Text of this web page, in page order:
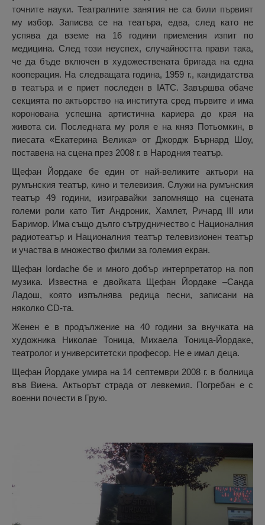
точните науки. Театралните занятия не са били първият
му избор. Записва се на театъра, едва, след като не
успява да вземе на 16 години приемения изпит по
медицина. След този неуспех, случайността прави така,
че да бъде включен в художествената бригада на една
кооперация. На следващата година, 1959 г., кандидатства
в театъра и е приет последен в IATC. Завършва обаче
секцията по актьорство на института сред първите и има
коронована успешна артистична кариера до края на
живота си. Последната му роля е на княз Потьомкин, в
пиесата «Екатерина Велика» от Джордж Бърнард Шоу,
поставена на сцена през 2008 г. в Народния театър.
Щефан Йордаке бе един от най-великите актьори на
румънския театър, кино и телевизия. Служи на румънския
театър 49 години, изигравайки запомнящо на сцената
големи роли като Тит Андроник, Хамлет, Ричард III или
Баримор. Има също дълго сътрудничество с Националния
радиотеатър и Националния театър телевизионен театър
и участва в множество филми за големия екран.
Щефан Iordache бе и много добър интерпретатор на поп
музика. Известна е двойката Щефан Йордаке –Санда
Ладош, която изпълнява редица песни, записани на
няколко CD-та.
Женен е в продължение на 40 години за внучката на
художника Николае Тоница, Михаела Тоница-Йордаке,
театролог и университетски професор. Не е имал деца.
Щефан Йордаке умира на 14 септември 2008 г. в болница
във Виена. Актьорът страда от левкемия. Погребан е с
военни почести в Грую.